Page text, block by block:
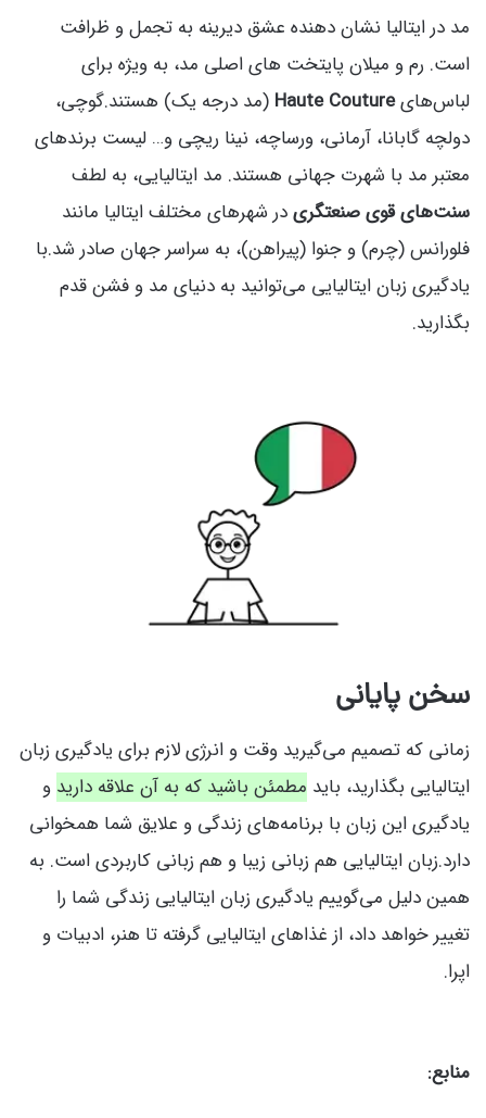
مد در ایتالیا نشان دهنده عشق دیرینه به تجمل و ظرافت
است. رم و میلان پایتخت های اصلی مد، به ویژه برای
لباس‌هایHaute Couture (مد درجه یک) هستند.گوچی،
دولچه گابانا، آرمانی، ورساچه، نینا ریچی و… لیست برندهای
معتبر مد با شهرت جهانی هستند. مد ایتالیایی، به لطف
سنت‌های قوی صنعتگریدر شهرهای مختلف ایتالیا مانند
فلورانس (چرم) و جنوا (پیراهن)، به سراسر جهان صادر شد.با
یادگیری زبان ایتالیایی می‌توانید به دنیای مد و فشن قدم
بگذارید.
سخن پایانی
زمانی که تصمیم می‌گیرید وقت و انرژی لازم برای یادگیری زبان
ایتالیایی بگذارید، باید مطمئن باشید که به آن علاقه دارید و
یادگیری این زبان با برنامه‌های زندگی و علایق شما همخوانی
دارد.زبان ایتالیایی هم زبانی زیبا و هم زبانی کاربردی است. به
همین دلیل می‌گوییم یادگیری زبان ایتالیایی زندگی شما را
تغییر خواهد داد، از غذاهای ایتالیایی گرفته تا هنر، ادبیات و
اپرا.
منابع: